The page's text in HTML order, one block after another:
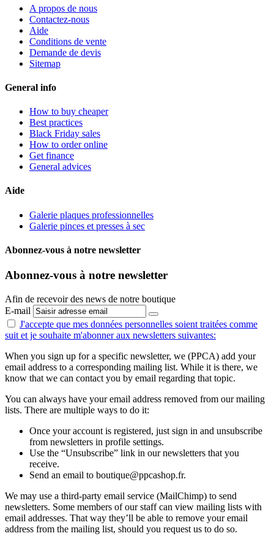
A propos de nous
Contactez-nous
Aide
Conditions de vente
Demande de devis
Sitemap
General info
How to buy cheaper
Best practices
Black Friday sales
How to order online
Get finance
General advices
Aide
Galerie plaques professionnelles
Galerie pinces et presses à sec
Abonnez-vous à notre newsletter
Abonnez-vous à notre newsletter
Afin de recevoir des news de notre boutique
E-mail
J'accepte que mes données personnelles soient traitées comme
suit et je souhaite m'abonner aux newsletters suivantes:
When you sign up for a specific newsletter, we (PPCA) add your
email address to a corresponding mailing list. While it is there, we
know that we can contact you by email regarding that topic.
You can always have your email address removed from our mailing
lists. There are multiple ways to do it:
Once your account is registered, just sign in and unsubscribe
from newsletters in profile settings.
Use the “Unsubscribe” link in our newsletters that you
receive.
Send an email to boutique@ppcashop.fr.
We may use a third-party email service (MailChimp) to send
newsletters. Some members of our staff can view mailing lists with
email addresses. That way they’ll be able to remove your email
address from the mailing list, should you request us to do so.